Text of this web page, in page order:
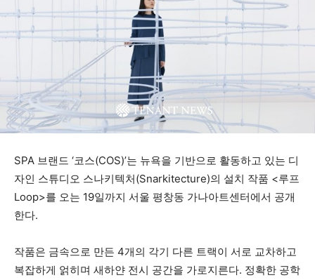
SPA 브랜드 ‘코스(COS)’는 뉴욕을 기반으로 활동하고 있는 디
자인 스튜디오 스나키텍처(Snarkitecture)의 설치 작품 <루프
Loop>를 오는 19일까지 서울 평창동 가나아트센터에서 공개
한다.
작품은 금속으로 만든 4개의 각기 다른 트랙이 서로 교차하고
복잡하게 얽히며 새하얀 전시 공간을 가로지른다. 정확한 공학